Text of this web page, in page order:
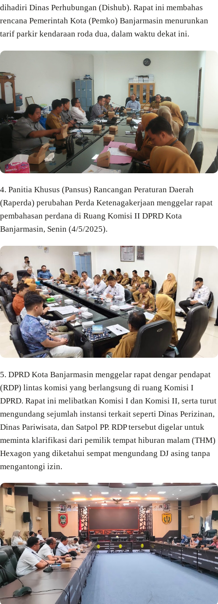
dihadiri Dinas Perhubungan (Dishub). Rapat ini membahas
rencana Pemerintah Kota (Pemko) Banjarmasin menurunkan
tarif parkir kendaraan roda dua, dalam waktu dekat ini.
4. Panitia Khusus (Pansus) Rancangan Peraturan Daerah
(Raperda) perubahan Perda Ketenagakerjaan menggelar rapat
pembahasan perdana di Ruang Komisi II DPRD Kota
Banjarmasin, Senin (4/5/2025).
5. DPRD Kota Banjarmasin menggelar rapat dengar pendapat
(RDP) lintas komisi yang berlangsung di ruang Komisi I
DPRD. Rapat ini melibatkan Komisi I dan Komisi II, serta turut
mengundang sejumlah instansi terkait seperti Dinas Perizinan,
Dinas Pariwisata, dan Satpol PP. RDP tersebut digelar untuk
meminta klarifikasi dari pemilik tempat hiburan malam (THM)
Hexagon yang diketahui sempat mengundang DJ asing tanpa
mengantongi izin.